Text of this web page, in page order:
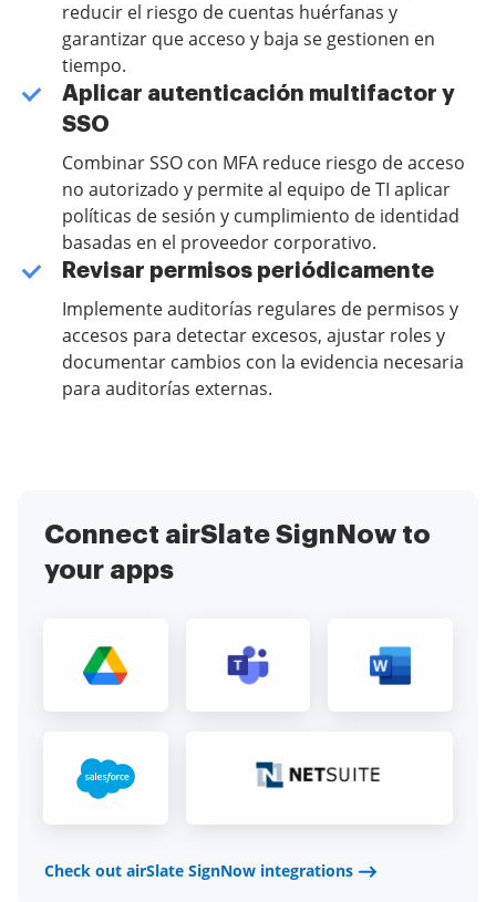
reducir el riesgo de cuentas huérfanas y
garantizar que acceso y baja se gestionen en
tiempo.
Aplicar autenticación multifactor y
SSO
Combinar SSO con MFA reduce riesgo de acceso
no autorizado y permite al equipo de TI aplicar
políticas de sesión y cumplimiento de identidad
basadas en el proveedor corporativo.
Revisar permisos periódicamente
Implemente auditorías regulares de permisos y
accesos para detectar excesos, ajustar roles y
documentar cambios con la evidencia necesaria
para auditorías externas.
Connect airSlate SignNow to
your apps
Check out airSlate SignNow integrations